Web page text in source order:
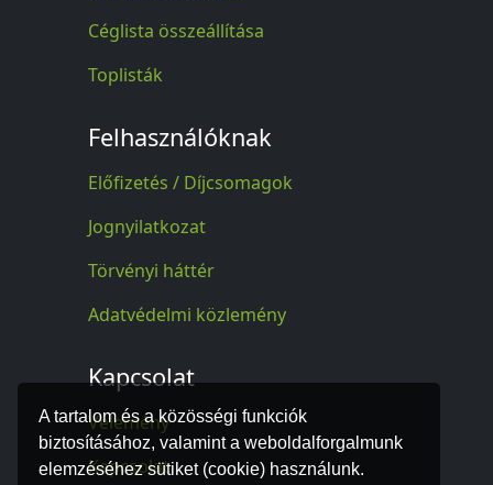
A tartalom és a közösségi funkciók
biztosításához, valamint a weboldalforgalmunk
elemzéséhez sütiket (cookie) használunk.
Céglista összeállítása
Toplisták
Felhasználóknak
Előfizetés / Díjcsomagok
Jognyilatkozat
Törvényi háttér
Adatvédelmi közlemény
Kapcsolat
Vélemény
Kapcsolat